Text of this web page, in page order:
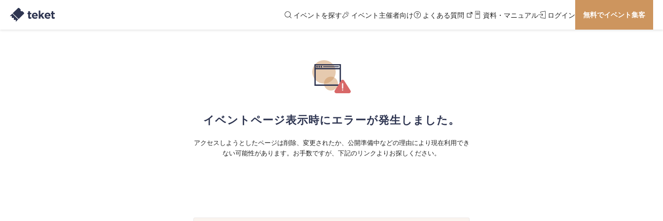
イベントを探す イベント主催者向け よくある質問 資料・マニュアル ログイン 無料でイベント集客
イベントページ表示時にエラーが発生しました。
アクセスしようとしたページは削除、変更されたか、公開準備中などの理由により現在利用でき
ない可能性があります。お手数ですが、下記のリンクよりお探しください。